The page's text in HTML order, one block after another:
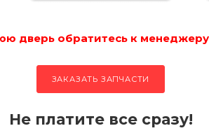
дверь обратитесь к
ЗАКАЗАТЬ ЗАПЧАСТИ
Не платите все сразу!